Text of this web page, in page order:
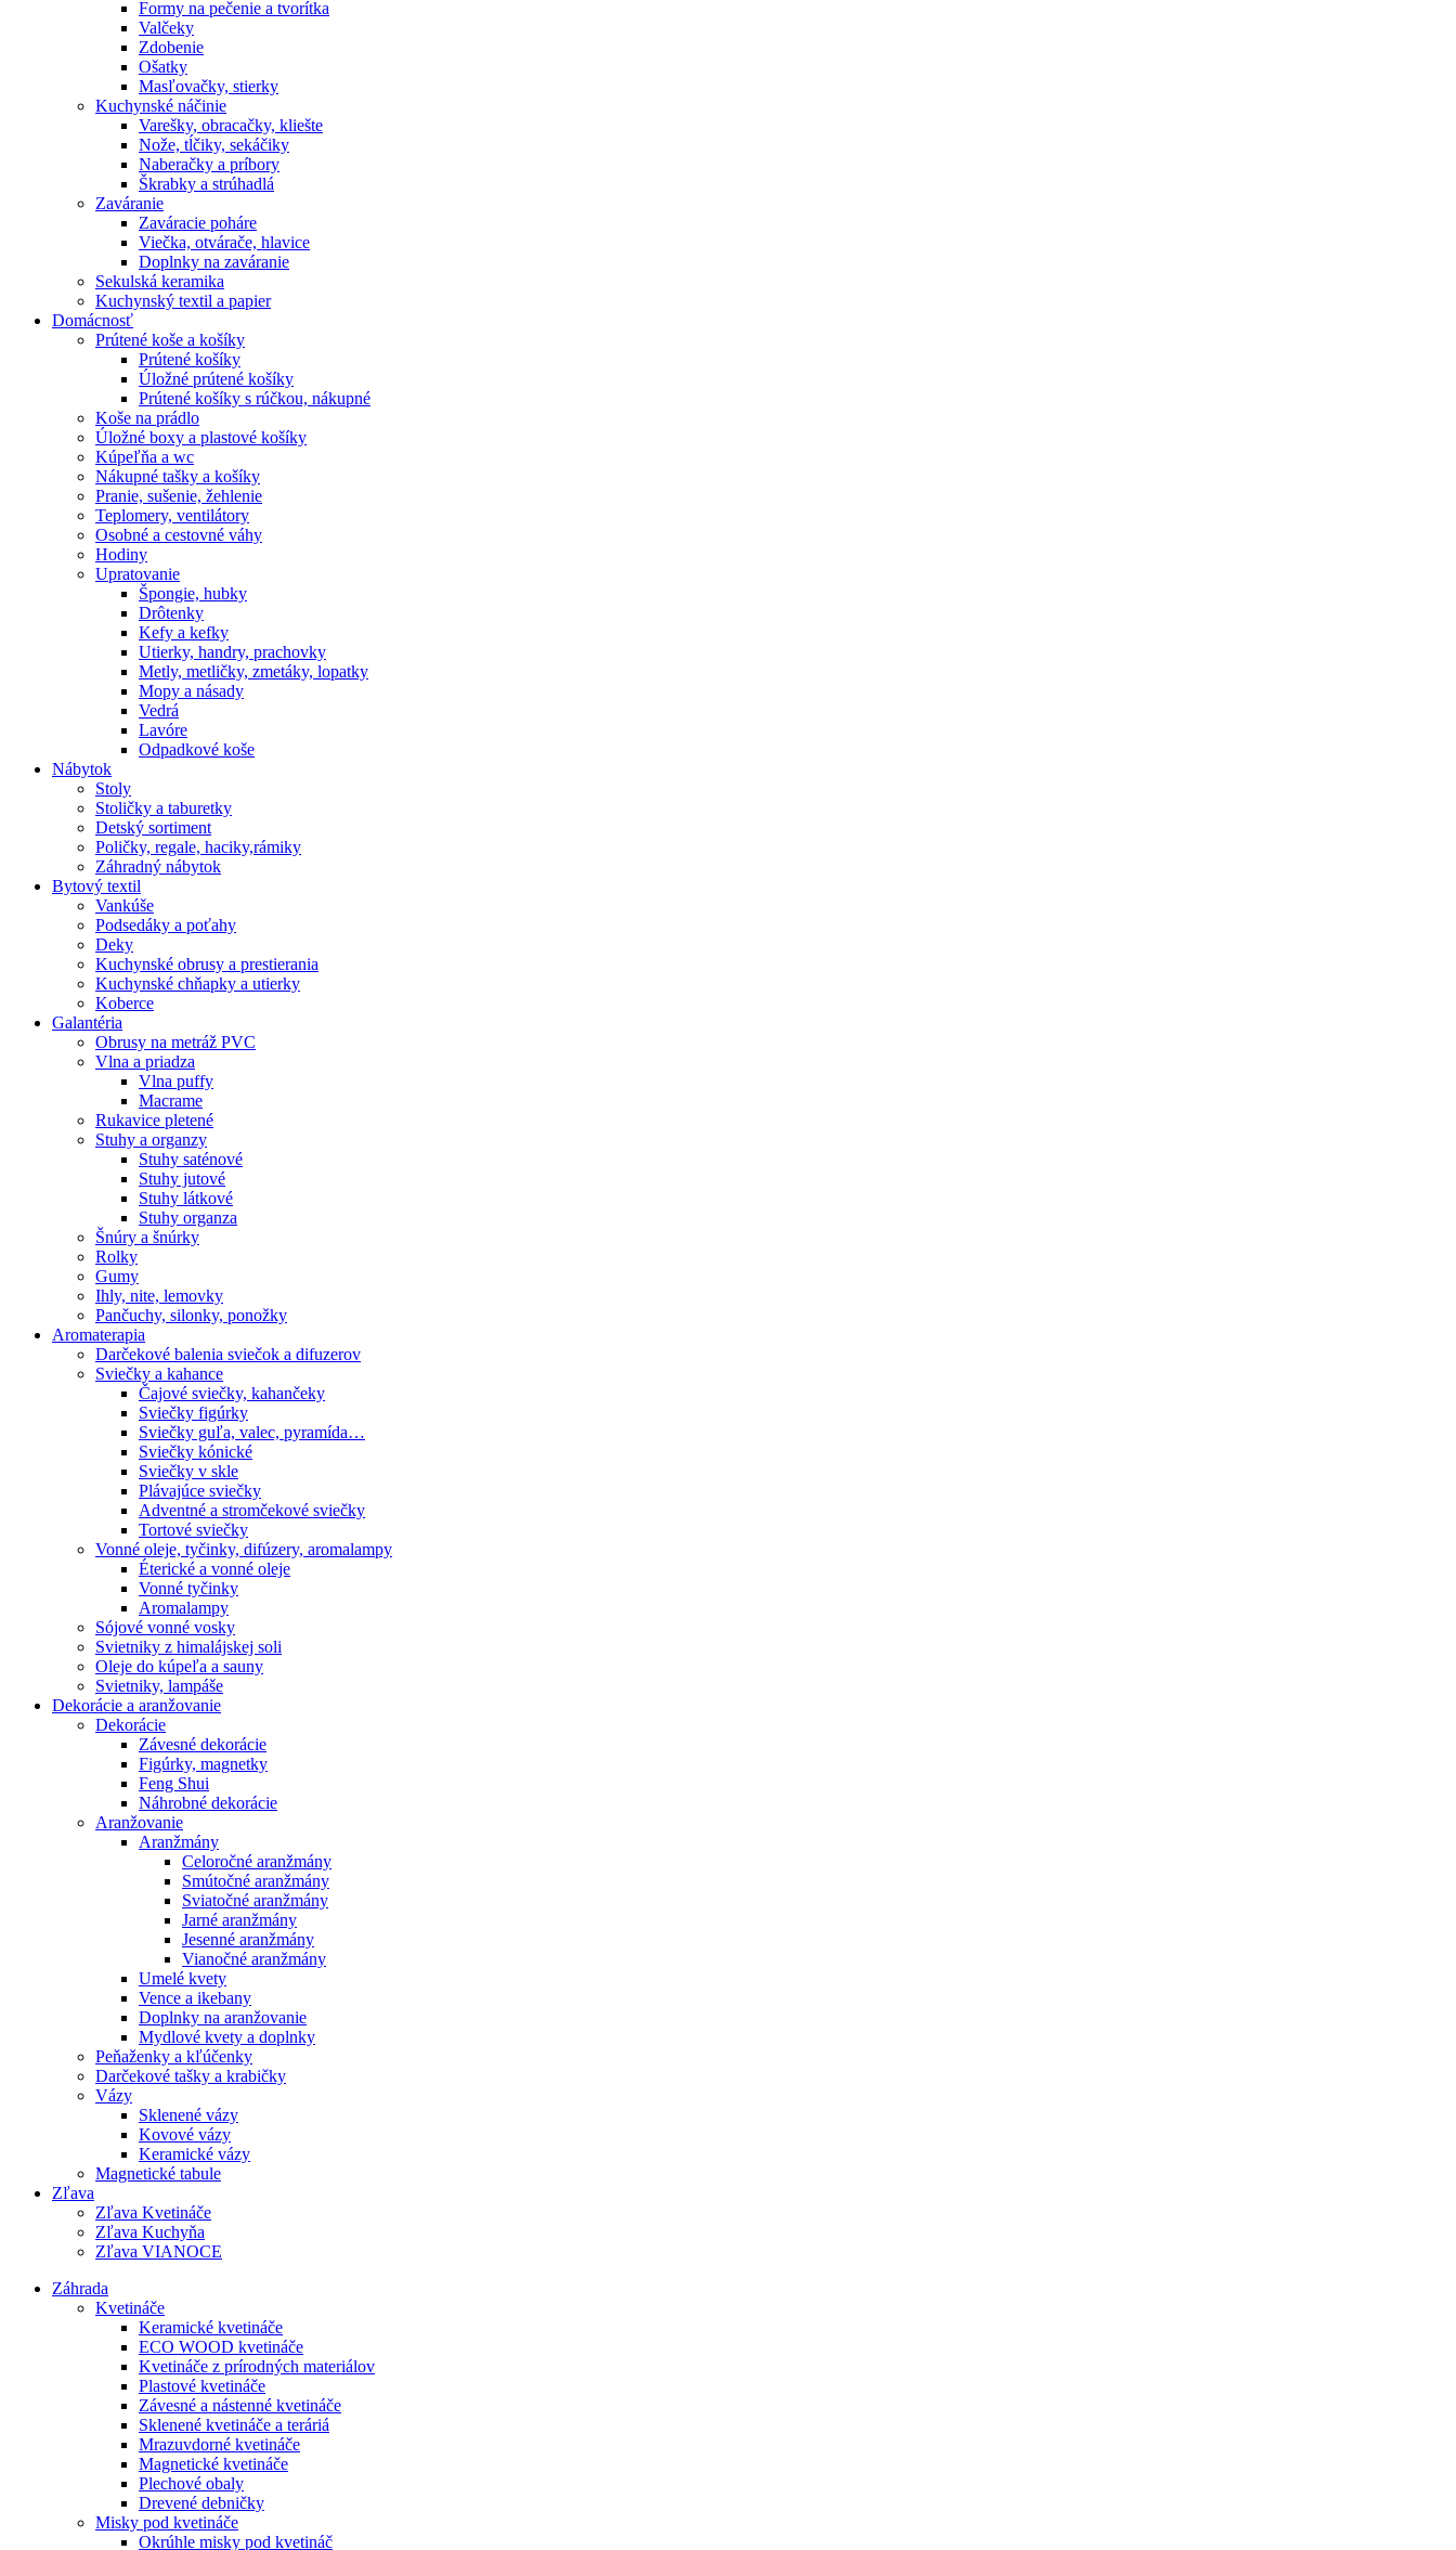
Formy na pečenie a tvorítka
Valčeky
Zdobenie
Ošatky
Masľovačky, stierky
Kuchynské náčinie
Varešky, obracačky, kliešte
Nože, tĺčiky, sekáčiky
Naberačky a príbory
Škrabky a strúhadlá
Zaváranie
Zaváracie poháre
Viečka, otvárače, hlavice
Doplnky na zaváranie
Sekulská keramika
Kuchynský textil a papier
Domácnosť
Prútené koše a košíky
Prútené košíky
Úložné prútené košíky
Prútené košíky s rúčkou, nákupné
Koše na prádlo
Úložné boxy a plastové košíky
Kúpeľňa a wc
Nákupné tašky a košíky
Pranie, sušenie, žehlenie
Teplomery, ventilátory
Osobné a cestovné váhy
Hodiny
Upratovanie
Špongie, hubky
Drôtenky
Kefy a kefky
Utierky, handry, prachovky
Metly, metličky, zmetáky, lopatky
Mopy a násady
Vedrá
Lavóre
Odpadkové koše
Nábytok
Stoly
Stoličky a taburetky
Detský sortiment
Poličky, regale, haciky,rámiky
Záhradný nábytok
Bytový textil
Vankúše
Podsedáky a poťahy
Deky
Kuchynské obrusy a prestierania
Kuchynské chňapky a utierky
Koberce
Galantéria
Obrusy na metráž PVC
Vlna a priadza
Vlna puffy
Macrame
Rukavice pletené
Stuhy a organzy
Stuhy saténové
Stuhy jutové
Stuhy látkové
Stuhy organza
Šnúry a šnúrky
Rolky
Gumy
Ihly, nite, lemovky
Pančuchy, silonky, ponožky
Aromaterapia
Darčekové balenia sviečok a difuzerov
Sviečky a kahance
Čajové sviečky, kahančeky
Sviečky figúrky
Sviečky guľa, valec, pyramída…
Sviečky kónické
Sviečky v skle
Plávajúce sviečky
Adventné a stromčekové sviečky
Tortové sviečky
Vonné oleje, tyčinky, difúzery, aromalampy
Éterické a vonné oleje
Vonné tyčinky
Aromalampy
Sójové vonné vosky
Svietniky z himalájskej soli
Oleje do kúpeľa a sauny
Svietniky, lampáše
Dekorácie a aranžovanie
Dekorácie
Závesné dekorácie
Figúrky, magnetky
Feng Shui
Náhrobné dekorácie
Aranžovanie
Aranžmány
Celoročné aranžmány
Smútočné aranžmány
Sviatočné aranžmány
Jarné aranžmány
Jesenné aranžmány
Vianočné aranžmány
Umelé kvety
Vence a ikebany
Doplnky na aranžovanie
Mydlové kvety a doplnky
Peňaženky a kľúčenky
Darčekové tašky a krabičky
Vázy
Sklenené vázy
Kovové vázy
Keramické vázy
Magnetické tabule
Zľava
Zľava Kvetináče
Zľava Kuchyňa
Zľava VIANOCE
Záhrada
Kvetináče
Keramické kvetináče
ECO WOOD kvetináče
Kvetináče z prírodných materiálov
Plastové kvetináče
Závesné a nástenné kvetináče
Sklenené kvetináče a teráriá
Mrazuvdorné kvetináče
Magnetické kvetináče
Plechové obaly
Drevené debničky
Misky pod kvetináče
Okrúhle misky pod kvetináč